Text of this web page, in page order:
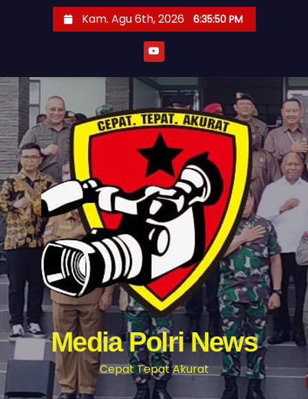
t
o
c
o
n
t
e
n
t
Kam. Agu 6th, 2026 6:35:52 PM
Media Polri News
Cepat Tepat Akurat